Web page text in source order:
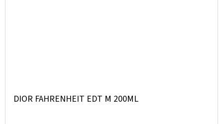
DIOR FAHRENHEIT EDT M 200ML